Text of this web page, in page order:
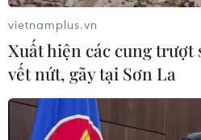
biển Lâm Đồng
01/08/2026 14:15
Lào Cai sắp tổ chức Lễ hội
"Hương sắc mùa thu Tú Lệ"
2026
vietnamplus.vn
Xuất hiện các cung trượt
vết nứt, gãy tại Sơn La